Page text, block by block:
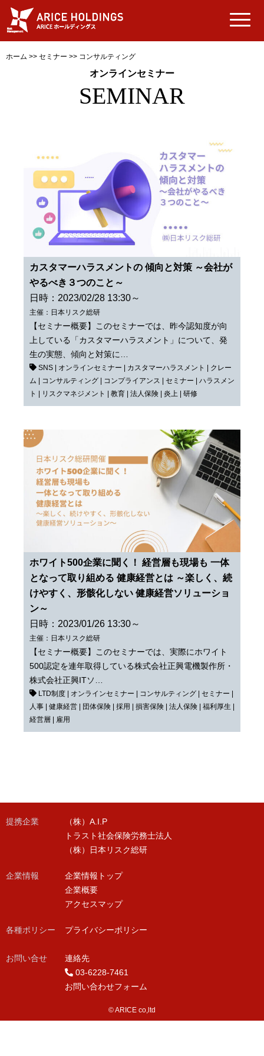
ホーム >> セミナー >> コンサルティング
オンラインセミナー
SEMINAR
カスタマーハラスメントの 傾向と対策 ～会社が
やるべき３つのこと～
日時：2023/02/28 13:30～
主催：日本リスク総研
【セミナー概要】このセミナーでは、昨今認知度が向
上している「カスタマーハラスメント」について、発
生の実態、傾向と対策に…
SNS オンラインセミナー カスタマーハラスメント
クレー
ム
コンサルティング コンプライアンス セミナー
ハラスメン
ト
リスクマネジメント 教育 法人保険 炎上 研修
ホワイト500企業に聞く！ 経営層も現場も 一体
となって取り組める 健康経営とは ～楽しく、続
けやすく、形骸化しない 健康経営ソリューショ
ン～
日時：2023/01/26 13:30～
主催：日本リスク総研
【セミナー概要】このセミナーでは、実際にホワイト
500認定を連年取得している株式会社正興電機製作所・
株式会社正興ITソ…
LTD制度 | オンラインセミナー | コンサルティング | セミナー |
人事 | 健康経営 | 団体保険 | 採用 | 損害保険 | 法人保険 | 福利厚生 |
経営層 | 雇用
提携企業
（株）A.I.P
トラスト社会保険労務士法人
（株）日本リスク総研
企業情報
企業情報トップ
企業概要
アクセスマップ
各種ポリシー
お問い合せ
プライバシーポリシー
連絡先
03-6228-7461
お問い合わせフォーム
© ARICE co,ltd